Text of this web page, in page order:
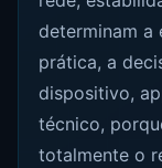
determinam a
prática, a
dispositivo,
técnico,
totalmente o